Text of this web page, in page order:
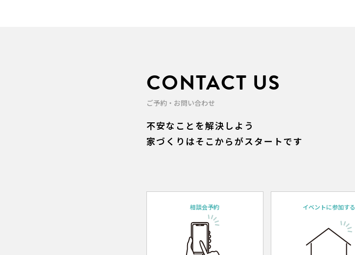
CONTACT US
ご予約・お問い合わせ
不安なことを解決しよう
家づくりはそこからがスタートです
相談会予約 イベントに参加する